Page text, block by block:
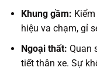
Khung gầm:
hiệu va chạm, gỉ
Ngoại thất: Quan
tiết thân xe. Sự